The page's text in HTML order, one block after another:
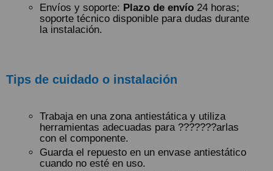
Envíos y soporte: Plazo de envío 24 horas;
soporte técnico disponible para dudas durante
la instalación.
Tips de cuidado o instalación
Trabaja en una zona antiestática y utiliza
herramientas adecuadas para ???????arlas
con el componente.
Guarda el repuesto en un envase antiestático
cuando no esté en uso.